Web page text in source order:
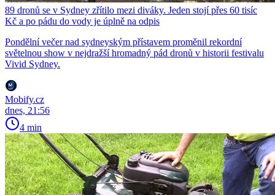
89 dronů se v Sydney zřítilo mezi diváky. Jeden stojí přes 60 tisíc
Kč a po pádu do vody je úplně na odpis
Pondělní večer nad sydneyským přístavem proměnil rekordní
světelnou show v nejdražší hromadný pád dronů v historii festivalu
Vivid Sydney.
Mobify.cz
dnes, 21:56
4 min